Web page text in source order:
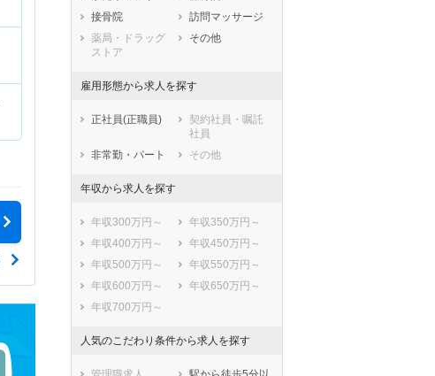
接骨院
訪問マッサージ
薬局・ドラッグ
ストア
その他
雇用形態から求人を探す
正社員(正職員)
契約社員・嘱託
社員
非常勤・パート
その他
年収から求人を探す
年収300万円～
年収350万円～
年収400万円～
年収450万円～
年収500万円～
年収550万円～
年収600万円～
年収650万円～
年収700万円～
人気のこだわり条件から求人を探す